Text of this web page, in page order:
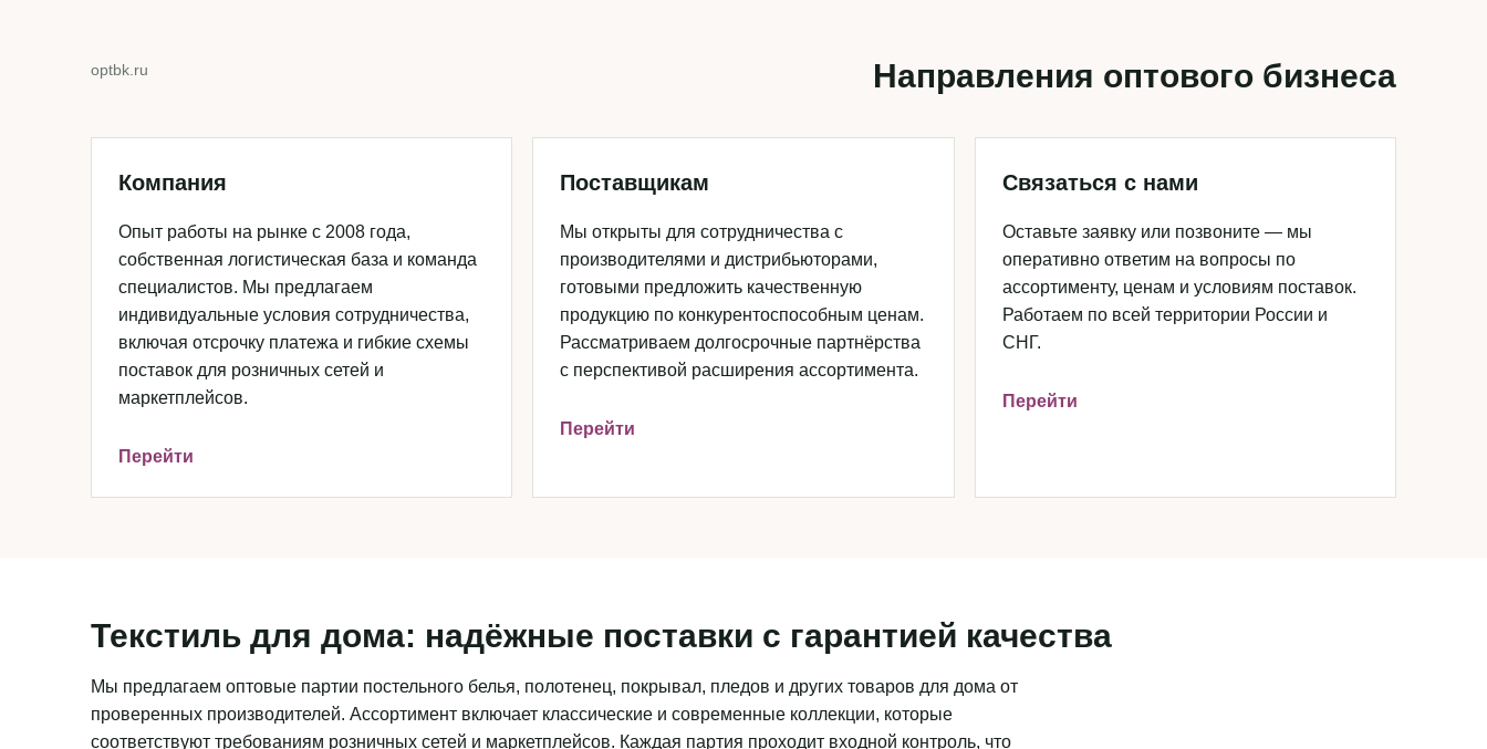
optbk.ru Направления оптового бизнеса
Компания
Опыт работы на рынке с 2008 года,
собственная логистическая база и команда
специалистов. Мы предлагаем
индивидуальные условия сотрудничества,
включая отсрочку платежа и гибкие схемы
поставок для розничных сетей и
маркетплейсов.
Перейти
Поставщикам
Мы открыты для сотрудничества с
производителями и дистрибьюторами,
готовыми предложить качественную
продукцию по конкурентоспособным ценам.
Рассматриваем долгосрочные партнёрства
с перспективой расширения ассортимента.
Перейти
Связаться с нами
Оставьте заявку или позвоните — мы
оперативно ответим на вопросы по
ассортименту, ценам и условиям поставок.
Работаем по всей территории России и
СНГ.
Перейти
Текстиль для дома: надёжные поставки с гарантией качества
Мы предлагаем оптовые партии постельного белья, полотенец, покрывал, пледов и других товаров для дома от
проверенных производителей. Ассортимент включает классические и современные коллекции, которые
соответствуют требованиям розничных сетей и маркетплейсов. Каждая партия проходит входной контроль, что